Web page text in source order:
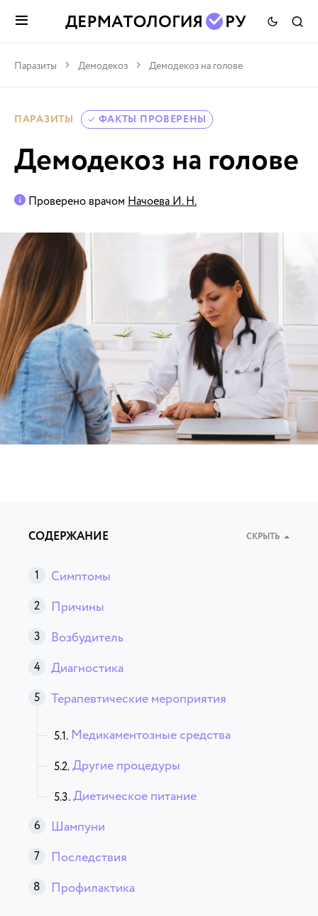
Паразиты Демодекоз Демодекоз на голове
ПАРАЗИТЫ ФАКТЫ ПРОВЕРЕНЫ
Демодекоз на голове
Проверено врачом Начоева И. Н.
СОДЕРЖАНИЕ СКРЫТЬ
Симптомы
Причины
Возбудитель
Диагностика
Терапевтические мероприятия
Медикаментозные средства
Другие процедуры
Диетическое питание
Шампуни
Последствия
Профилактика